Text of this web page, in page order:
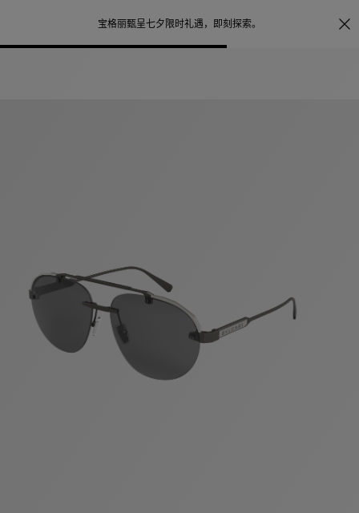
宝格丽甄呈七夕限时礼遇， 即刻探索。